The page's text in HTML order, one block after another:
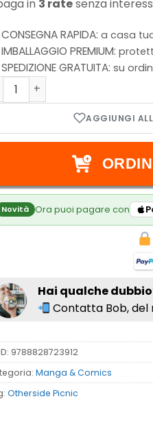
in 3 ratesenza
CONSEGNA RAPIDA: a casa
IMBALLAGGIO PREMIUM:
SPEDIZIONE GRATUITA: su
Picnic Vol.2 quantità
Novità Ora puoi pagare con
Hai qualche
Contatta Bob,
9788828723912
Manga & Comics
Otherside Picnic